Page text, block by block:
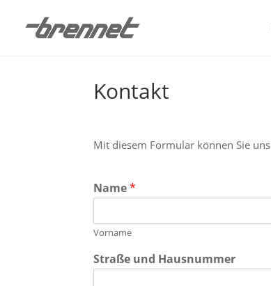
Kontakt
Mit diesem Formular können Sie
Name*
Vorname
Straße und Hausnummer